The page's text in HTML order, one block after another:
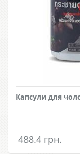
Капсули для
488.4 грн.